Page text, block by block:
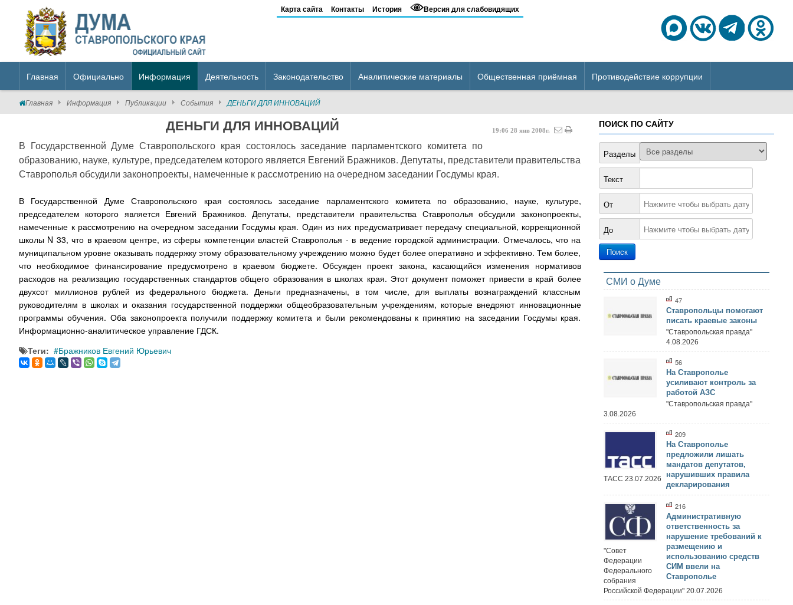
Карта сайта Контакты История Версия для слабовидящих
Главная Официально Информация Деятельность Законодательство Аналитические материалы Общественная приёмная Противодействие коррупции
Главная Информация Публикации События ДЕНЬГИ ДЛЯ ИННОВАЦИЙ
ДЕНЬГИ ДЛЯ ИННОВАЦИЙ 19:06 28 янв 2008г.
В Государственной Думе Ставропольского края состоялось заседание парламентского комитета по
образованию, науке, культуре, председателем которого является Евгений Бражников. Депутаты, представители правительства
Ставрополья обсудили законопроекты, намеченные к рассмотрению на очередном заседании Госдумы края.
В Государственной Думе Ставропольского края состоялось заседание парламентского комитета по образованию, науке, культуре,
председателем которого является Евгений Бражников. Депутаты, представители правительства Ставрополья обсудили законопроекты,
намеченные к рассмотрению на очередном заседании Госдумы края. Один из них предусматривает передачу специальной, коррекционной
школы N 33, что в краевом центре, из сферы компетенции властей Ставрополья - в ведение городской администрации. Отмечалось, что на
муниципальном уровне оказывать поддержку этому образовательному учреждению можно будет более оперативно и эффективно. Тем более,
что необходимое финансирование предусмотрено в краевом бюджете. Обсужден проект закона, касающийся изменения нормативов
расходов на реализацию государственных стандартов общего образования в школах края. Этот документ поможет привести в край более
двухсот миллионов рублей из федерального бюджета. Деньги предназначены, в том числе, для выплаты вознаграждений классным
руководителям в школах и оказания государственной поддержки общеобразовательным учреждениям, которые внедряют инновационные
программы обучения. Оба законопроекта получили поддержку комитета и были рекомендованы к принятию на заседании Госдумы края.
Информационно-аналитическое управление ГДСК.
Теги:
Бражников Евгений Юрьевич
ПОИСК ПО САЙТУ
Разделы
Текст
От
До
СМИ о Думе
47
Ставропольцы помогают
писать краевые законы
"Ставропольская правда"
4.08.2026
56
На Ставрополье
усиливают контроль за
работой АЗС
"Ставропольская правда"
3.08.2026
209
На Ставрополье
предложили лишать
мандатов депутатов,
нарушивших правила
декларирования
ТАСС 23.07.2026
216
Административную
ответственность за
нарушение требований к
размещению и
использованию средств
СИМ ввели на
Ставрополье
"Совет
Федерации
Федерального
собрания
Российской Федерации" 20.07.2026